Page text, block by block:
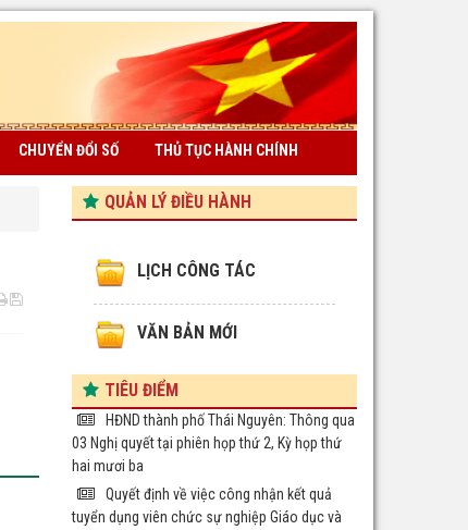
CHUYỂN ĐỔI SỐ THỦ TỤC HÀNH CHÍNH
QUẢN LÝ ĐIỀU HÀNH
LỊCH CÔNG TÁC
VĂN BẢN MỚI
TIÊU ĐIỂM
HĐND thành phố Thái Nguyên: Thông qua
03 Nghị quyết tại phiên họp thứ 2, Kỳ họp thứ
hai mươi ba
Quyết định về việc công nhận kết quả
tuyển dụng viên chức sự nghiệp Giáo dục và